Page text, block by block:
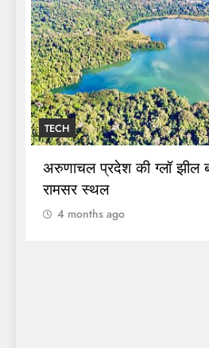
TECH
अरुणाचल प्रदेश की ग्लॉ झील
रामसर स्थल
4 months ago